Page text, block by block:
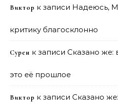
Виктор к записи Надеюсь,
критику благосклонно
Сурен к записи Сказано же:
это её прошлое
Виктор к записи Сказано